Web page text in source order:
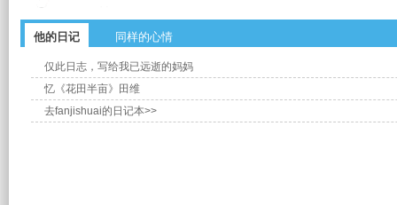
他的日记 同样的心情
仅此日志，写给我已远逝的妈妈
忆《花田半亩》田维
去fanjishuai的日记本>>